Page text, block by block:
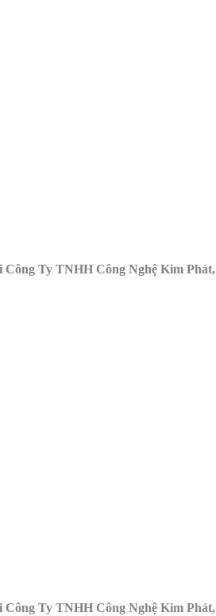
Công Ty TNHH Công Nghệ Kim Phát,
Công Ty TNHH Công Nghệ Kim Phát,